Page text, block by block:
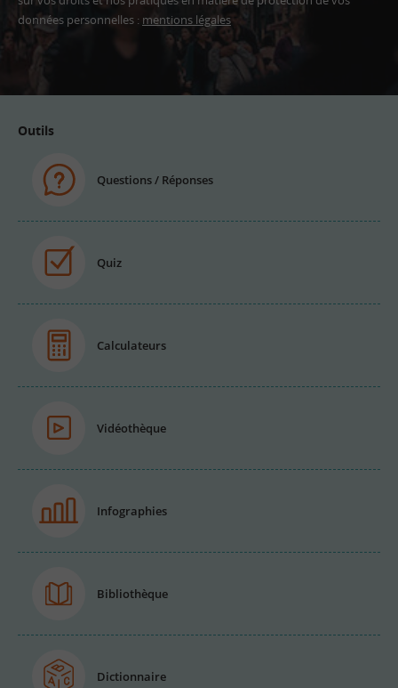
données personnelles : mentions légales
Outils
Questions / Réponses
Quiz
Calculateurs
Vidéothèque
Infographies
Bibliothèque
Dictionnaire